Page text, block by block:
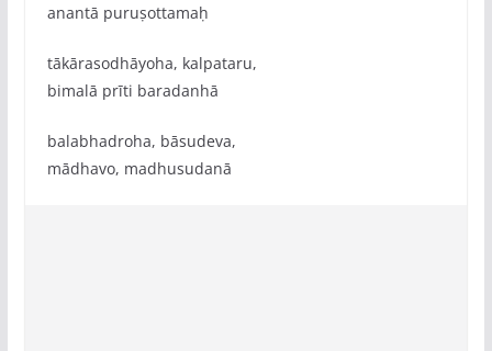
anantā puruṣottamaḥ
tākārasodhāyoha, kalpataru,
bimalā prīti baradanhā
balabhadroha, bāsudeva,
mādhavo, madhusudanā